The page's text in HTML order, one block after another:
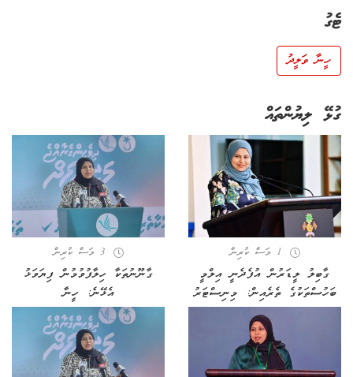
ޓެގު
ހީނާ ވަލީދު
ގުޅޭ ލިޔުންތައް
1 މަސް ކުރިން
ގާބިލު ލީޑަރުން އުފެދެނީ އިލްމީ
ބަހުސްތަކުގެ ތެރެއިން: މިނިސްޓަރު
3 މަސް ކުރިން
ގާނޫނުތަކާ ހިލާފުވުމުން ފިޔަވަޅު
އެޅޭނެ: ހީނާ